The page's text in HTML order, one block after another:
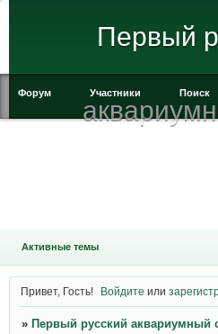
Первый
Форум Участники Поиск
Активные темы
Привет, Гость! Войдите или
» Первый русский аквариумный